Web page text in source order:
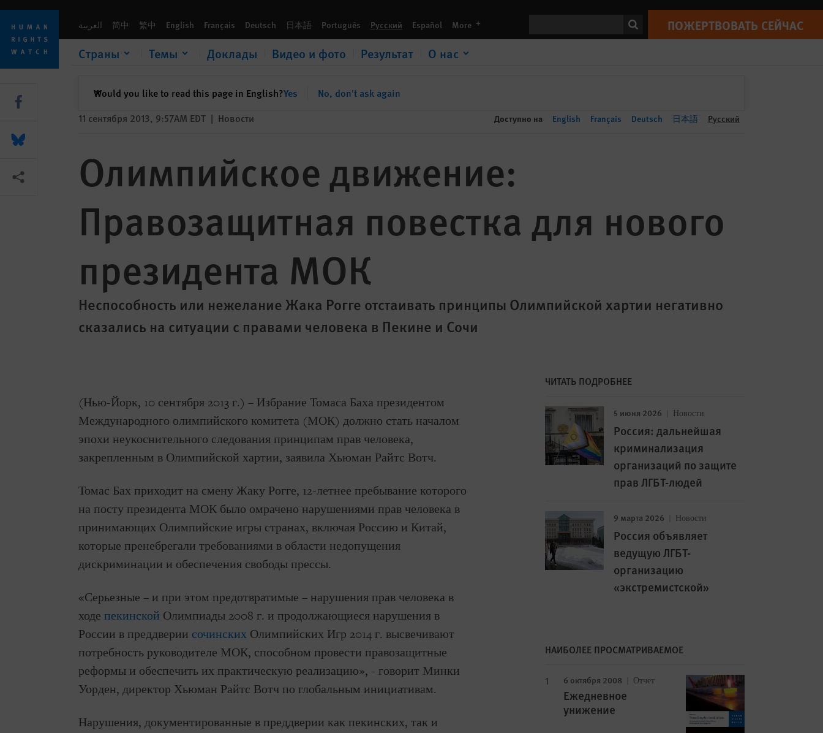
Skip
cookie
privacy
notice
Skip
main
content
العربية 简中 繁中 English Français Deutsch 日本語 Português Русский Español More languages ПОЖЕРТВОВАТЬ СЕЙЧАС
Страны Темы Доклады Видео и фото Результат О нас
Would you like to read this page in English?Yes No, don't ask again
✕закрыть
ПОЖЕРТВОВАТЬ СЕЙЧАС
11 сентября 2013, 9:57AM EDT | Новости Доступно на English Français Deutsch 日本語 Русский
Олимпийское движение:
Правозащитная повестка для нового
президента МОК
Неспособность или нежелание Жака Рогге отстаивать принципы Олимпийской хартии негативно
сказались на ситуации с правами человека в Пекине и Сочи
(Нью-Йорк, 10 сентября 2013 г.) – Избрание Томаса Баха президентом
Международного олимпийского комитета (МОК) должно стать началом
эпохи неукоснительного следования принципам прав человека,
закрепленным в Олимпийской хартии, заявила Хьюман Райтс Вотч.
Томас Бах приходит на смену Жаку Рогге, 12-летнее пребывание которого
на посту президента МОК было омрачено нарушениями прав человека в
принимающих Олимпийские игры странах, включая Россию и Китай,
которые пренебрегали требованиями в области недопущения
дискриминации и обеспечения свободы прессы.
«Серьезные – и при этом предотвратимые – нарушения прав человека в
ходе пекинской Олимпиады 2008 г. и продолжающиеся нарушения в
России в преддверии сочинских Олимпийских Игр 2014 г. высвечивают
потребность руководителе МОК, способном провести правозащитные
реформы и обеспечить их практическую реализацию», - говорит Минки
Уорден, директор Хьюман Райтс Вотч по глобальным инициативам.
Нарушения, документированные в преддверии как пекинских, так и
ЧИТАТЬ ПОДРОБНЕЕ
5 июня 2026 Новости
Россия: дальнейшая
криминализация
организаций по защите
прав ЛГБТ-людей
9 марта 2026 Новости
Россия объявляет
ведущую ЛГБТ-
организацию
«экстремистской»
НАИБОЛЕЕ ПРОСМАТРИВАЕМОЕ
6 октября 2008 Отчет
Ежедневное
унижение
Share this via Facebook
Share this via Bluesky
Share this via Поделиться